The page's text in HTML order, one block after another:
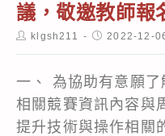
議，敬邀教師報
Postklgsh211
Post2022-12-
一、 為協助有意願
相關競賽資訊內容與
提升技術與操作相關